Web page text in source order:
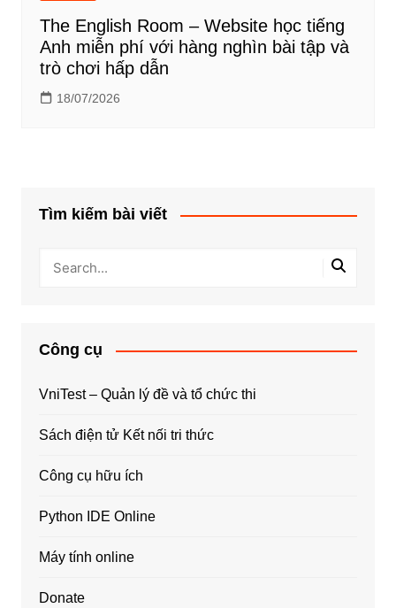
The English Room – Website học tiếng
Anh miễn phí với hàng nghìn bài tập và
trò chơi hấp dẫn
18/07/2026
Tìm kiếm bài viết
Công cụ
VniTest – Quản lý đề và tổ chức thi
Sách điện tử Kết nối tri thức
Công cụ hữu ích
Python IDE Online
Máy tính online
Donate